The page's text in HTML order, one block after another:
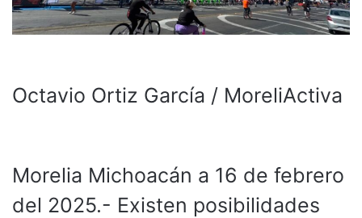
Octavio Ortiz García / MoreliActiva
Morelia Michoacán a 16 de febrero
del 2025.- Existen posibilidades